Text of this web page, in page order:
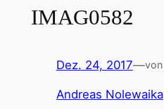
IMAG0582
Dez. 24, 2017—von
Andreas Nolewaika